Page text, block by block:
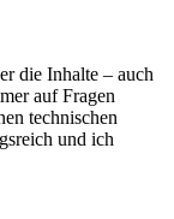
die Inhalte – auch
auf Fragen
technischen
und ich